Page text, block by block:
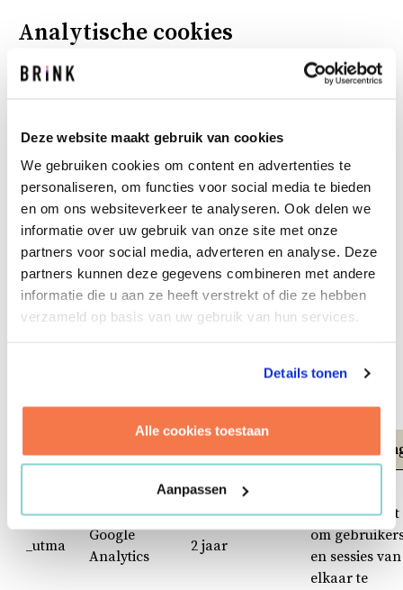
Deze website maakt gebruik van cookies
We gebruiken cookies om content en advertenties te
personaliseren, om functies voor social media te bieden
en om ons websiteverkeer te analyseren. Ook delen we
informatie over uw gebruik van onze site met onze
partners voor social media, adverteren en analyse. Deze
partners kunnen deze gegevens combineren met andere
informatie die u aan ze heeft verstrekt of die ze hebben
verzameld op basis van uw gebruik van hun services.
Details tonen
Alle cookies toestaan
Aanpassen
Analytische cookies
Analytische cookies zetten we in om het gebruik van
die we hiervoor gebruiken is Google Analytics. Met
Google Analytics kunnen we bijvoorbeeld meten welke
pagina’s er worden bezocht en op welke links er wordt
geklikt.
Wij hebben een bewerkersovereenkomst gesloten met
Google, waarin afspraken zijn vastgelegd over de
omgang met de verzamelde gegevens. Alle gegevens
worden anoniem verwerkt, niet gedeeld met derden en
persoonlijk identificeren wanneer jij onze website
_utma
Google
Analytics
2 jaar
wordt ingezet
om
en sessies van
elkaar te